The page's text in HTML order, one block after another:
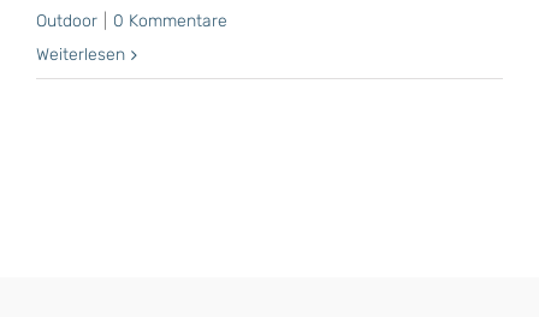
Outdoor
0 Kommentare
Weiterlesen